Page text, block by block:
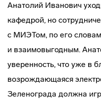
Анатолий Иванович
кафедрой, но
с МИЭТом, по его
и взаимовыгодным.
уверенность, что уже в
возрождающаяся
Зеленограда должна